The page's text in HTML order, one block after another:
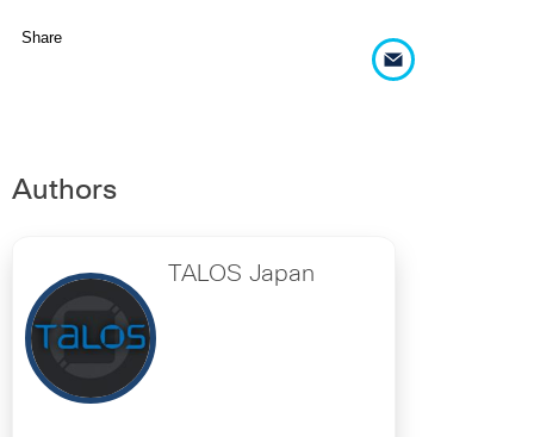
Share
Authors
TALOS Japan